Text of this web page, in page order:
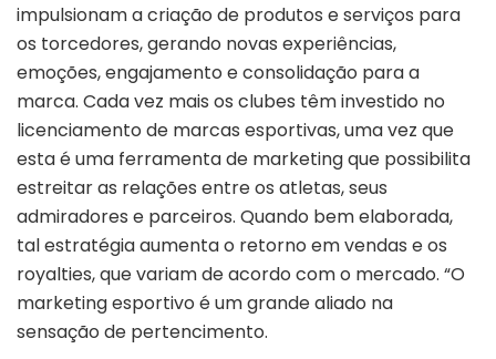
impulsionam a criação de produtos e serviços para
os torcedores, gerando novas experiências,
emoções, engajamento e consolidação para a
marca. Cada vez mais os clubes têm investido no
licenciamento de marcas esportivas, uma vez que
esta é uma ferramenta de marketing que possibilita
estreitar as relações entre os atletas, seus
admiradores e parceiros. Quando bem elaborada,
tal estratégia aumenta o retorno em vendas e os
royalties, que variam de acordo com o mercado. “O
marketing esportivo é um grande aliado na
sensação de pertencimento.